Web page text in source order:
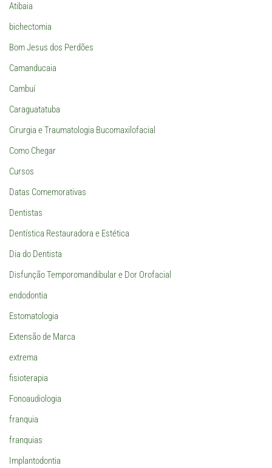
Atibaia
bichectomia
Bom Jesus dos Perdões
Camanducaia
Cambuí
Caraguatatuba
Cirurgia e Traumatologia Bucomaxilofacial
Como Chegar
Cursos
Datas Comemorativas
Dentistas
Dentística Restauradora e Estética
Dia do Dentista
Disfunção Temporomandibular e Dor Orofacial
endodontia
Estomatologia
Extensão de Marca
extrema
fisioterapia
Fonoaudiologia
franquia
franquias
Implantodontia